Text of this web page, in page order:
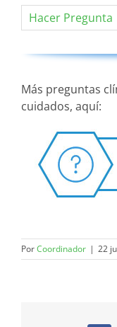
Hacer Pregunta
Más preguntas
cuidados, aquí:
PorCoordinador | 22